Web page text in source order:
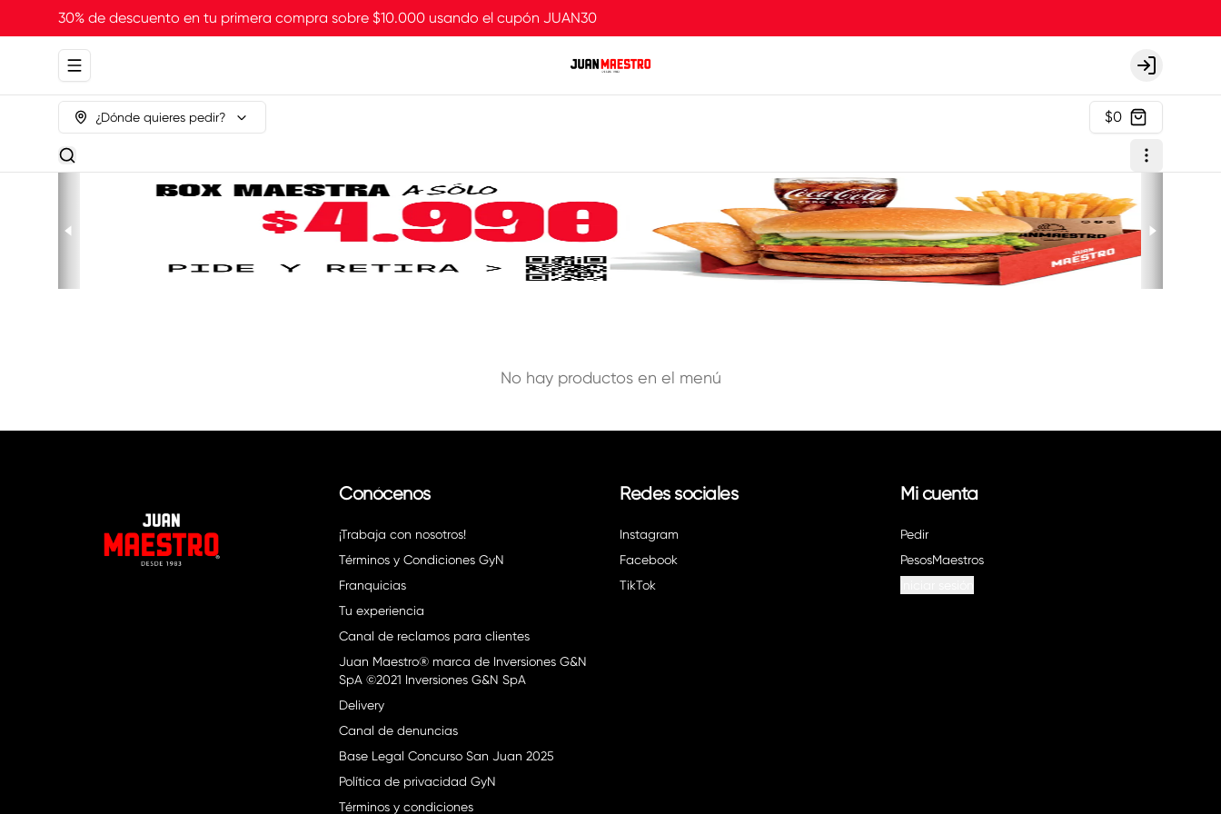
30% de descuento en tu primera compra sobre $10.000 usando el cupón JUAN30
Abrir menu de navegación Login
¿Dónde quieres pedir? $0
No hay productos en el menú
Conócenos
¡Trabaja con nosotros!
Términos y Condiciones GyN
Franquicias
Tu experiencia
Canal de reclamos para clientes
Juan Maestro® marca de Inversiones G&N
SpA ©2021 Inversiones G&N SpA
Delivery
Canal de denuncias
Base Legal Concurso San Juan 2025
Política de privacidad GyN
Términos y condiciones
Redes sociales
Instagram
Facebook
TikTok
Mi cuenta
Pedir
PesosMaestros